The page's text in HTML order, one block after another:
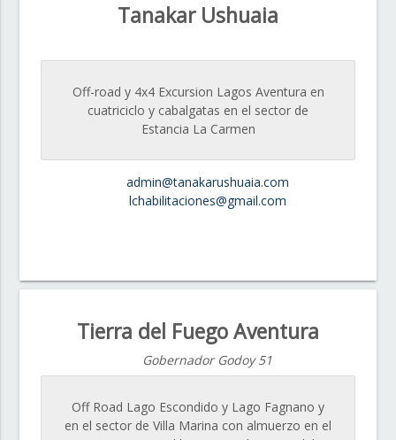
Tanakar Ushuaia
Off-road y 4x4 Excursion Lagos Aventura en
cuatriciclo y cabalgatas en el sector de
Estancia La Carmen
admin@tanakarushuaia.com
lchabilitaciones@gmail.com
Tierra del Fuego Aventura
Gobernador Godoy 51
Off Road Lago Escondido y Lago Fagnano y
en el sector de Villa Marina con almuerzo en el